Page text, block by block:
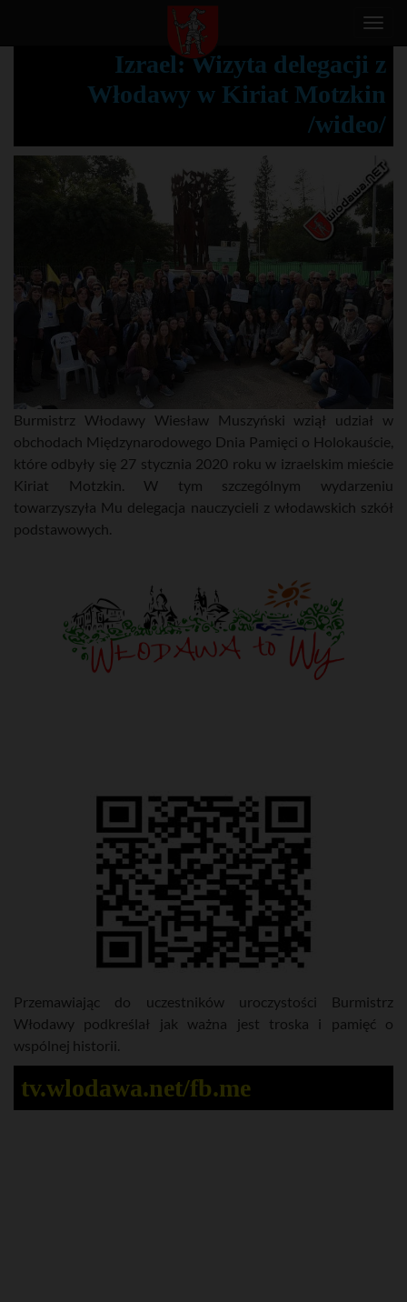
T
g
g
e
a
g
t
o
Izrael: Wizyta delegacji z
Włodawy w Kiriat Motzkin
/wideo/
Burmistrz Włodawy Wiesław Muszyński wziął udział w
obchodach Międzynarodowego Dnia Pamięci o Holokauście,
które odbyły się 27 stycznia 2020 roku w izraelskim mieście
Kiriat Motzkin. W tym szczególnym wydarzeniu
towarzyszyła Mu delegacja nauczycieli z włodawskich szkół
podstawowych.
Przemawiając do uczestników uroczystości Burmistrz
Włodawy podkreślał jak ważna jest troska i pamięć o
wspólnej historii.
tv.wlodawa.net/fb.me